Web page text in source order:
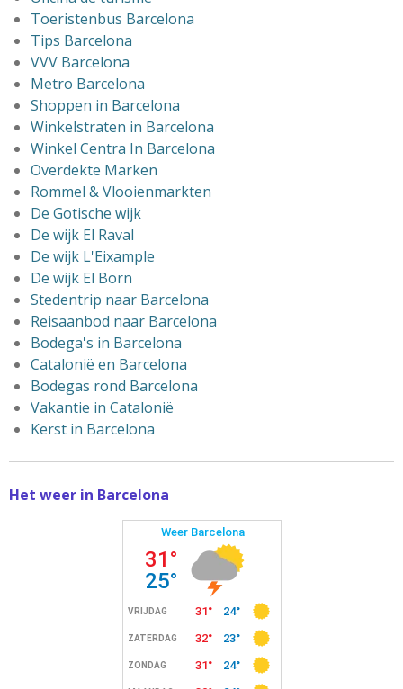
Toeristenbus Barcelona
Tips Barcelona
VVV Barcelona
Metro Barcelona
Shoppen in Barcelona
Winkelstraten in Barcelona
Winkel Centra In Barcelona
Overdekte Marken
Rommel & Vlooienmarkten
De Gotische wijk
De wijk El Raval
De wijk L'Eixample
De wijk El Born
Stedentrip naar Barcelona
Reisaanbod naar Barcelona
Bodega's in Barcelona
Catalonië en Barcelona
Bodegas rond Barcelona
Vakantie in Catalonië
Kerst in Barcelona
Het weer in Barcelona